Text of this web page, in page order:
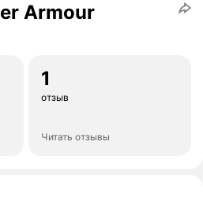
Armour
1
отзыв
Читать отзывы